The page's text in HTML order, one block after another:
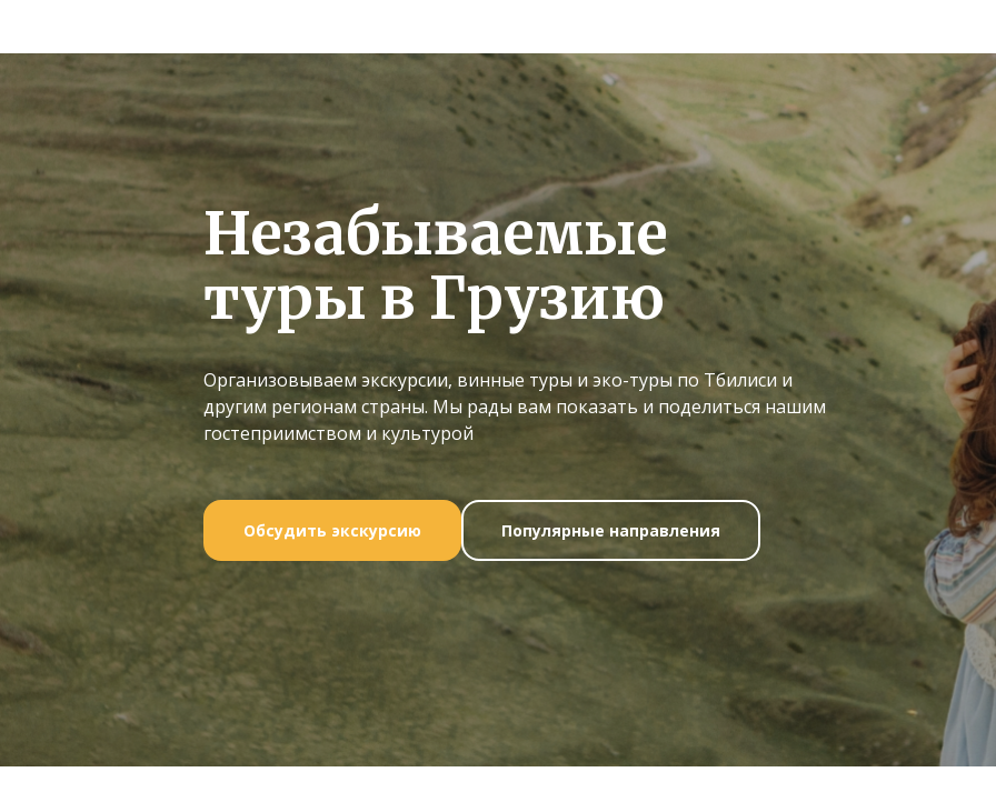
Незабываемые
туры в Грузию
Организовываем экскурсии, винные туры и эко-туры по Тбилиси и
другим регионам страны. Мы рады вам показать и поделиться нашим
гостеприимством и культурой
Обсудить экскурсию Популярные направления